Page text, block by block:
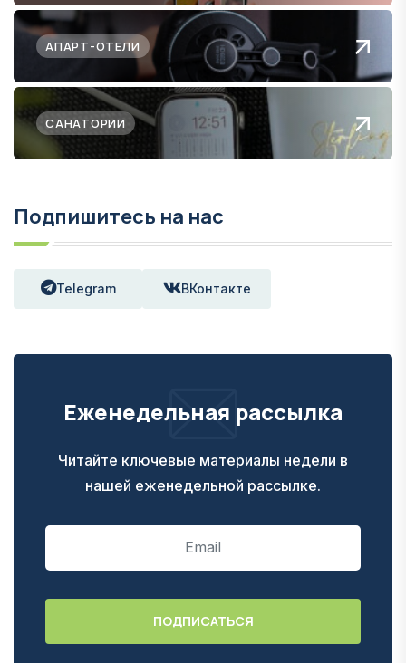
АПАРТ-ОТЕЛИ
САНАТОРИИ
Подпишитесь на нас
Telegram ВКонтакте
Еженедельная рассылка
Читайте ключевые материалы недели в
нашей еженедельной рассылке.